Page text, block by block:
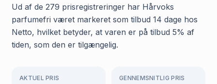
Ud af de 279 prisregistreringer har Hårvoks
parfumefri været markeret som tilbud 14 dage hos
Netto, hvilket betyder, at varen er på tilbud 5% af
tiden, som den er tilgængelig.
AKTUEL PRIS GENNEMSNITLIG PRIS